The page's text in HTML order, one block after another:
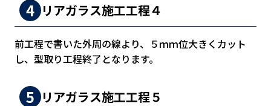
リアガラス施工工程４
前工程で書いた外周の線より、５ｍｍ位大きくカット
し、型取り工程終了となります。
リアガラス施工工程５